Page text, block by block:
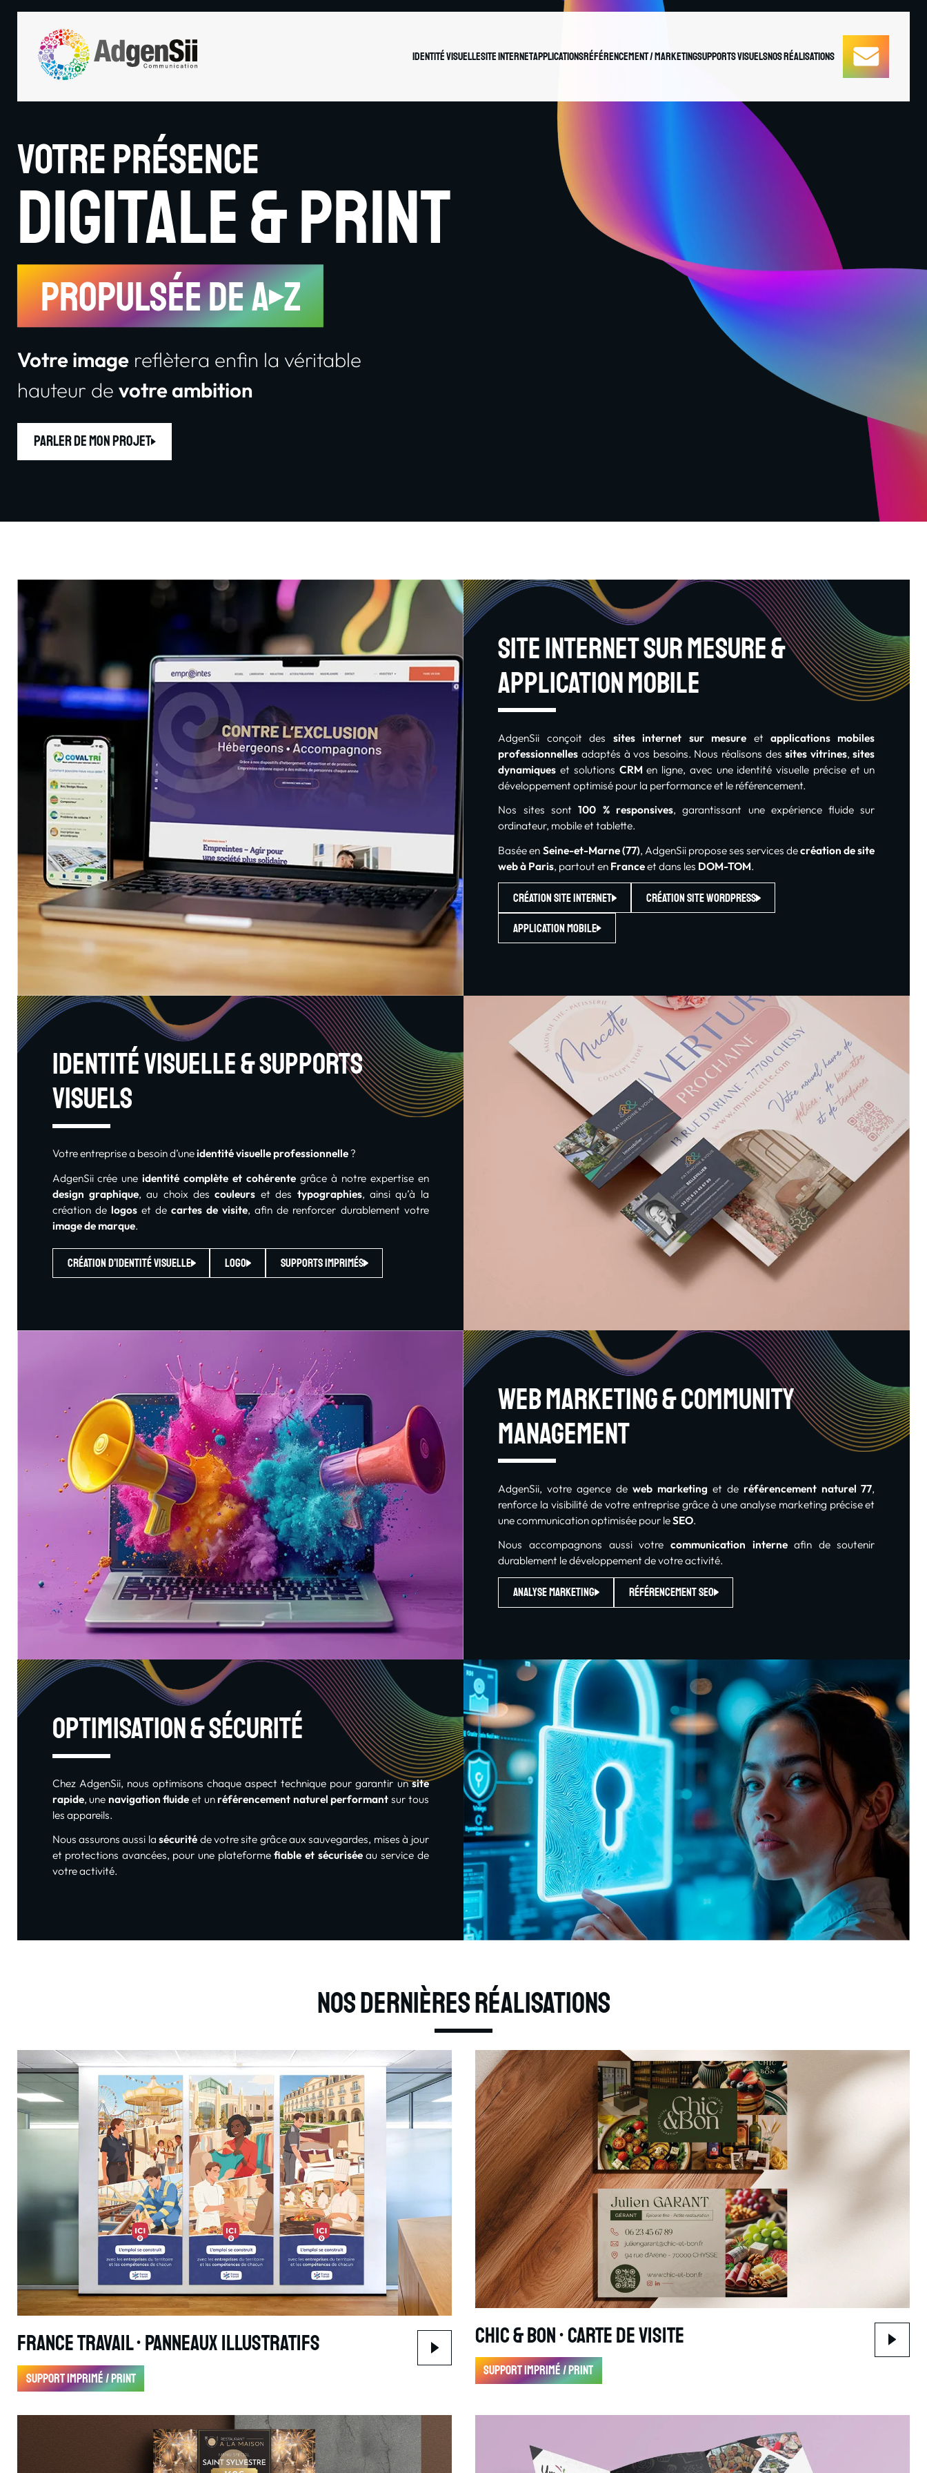
Identité VisuelleSite internetApplicationsRéférencement / MarketingSupports VisuelsNos réalisations
Votre présence
Digitale & Print
Propulsée de A▶Z
Votre image reflètera enfin la véritable
hauteur devotre ambition
Parler de mon projet
Site internet sur mesure &
application mobile
AdgenSii conçoit des sites internet sur mesure et applications mobiles
professionnelles adaptés à vos besoins. Nous réalisons dessites vitrines,sites
dynamiques et solutions CRM en ligne, avec une identité visuelle précise et un
développement optimisé pour la performance et le référencement.
Nos sites sont100 % responsives, garantissant une expérience fluide sur
ordinateur, mobile et tablette.
Basée en Seine-et-Marne (77), AdgenSii propose ses services decréation de site
web à Paris, partout en Franceet dans les DOM-TOM.
Création site internet Création site WordPress
Application mobile
Identité visuelle & supports
visuels
Votre entreprise a besoin d’uneidentité visuelle professionnelle?
AdgenSii crée uneidentité complète et cohérente grâce à notre expertise en
design graphique, au choix descouleurs et des typographies, ainsi qu’à la
création de logoset decartes de visite, afin de renforcer durablement votre
image de marque.
Création d’identité visuelle Logo Supports imprimés
Web marketing & community
management
AdgenSii, votre agence deweb marketing et de référencement naturel 77,
renforce la visibilité de votre entreprise grâce à une analyse marketing précise et
une communication optimisée pour leSEO.
Nous accompagnons aussi votre communication interneafin de soutenir
durablement le développement de votre activité.
Analyse marketing Référencement SEO
Optimisation & sécurité
Chez AdgenSii, nous optimisons chaque aspect technique pour garantir unsite
rapide, une navigation fluide et unréférencement naturel performant sur tous
les appareils.
Nous assurons aussi lasécurité de votre site grâce aux sauvegardes, mises à jour
et protections avancées, pour une plateformefiable et sécuriséeau service de
votre activité.
Nos dernières réalisations
France Travail • Panneaux illustratifs
Support imprimé / print
Chic & Bon • Carte de visite
Support imprimé / print